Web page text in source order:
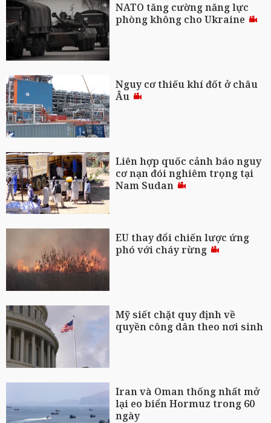
NATO tăng cường năng lực
phòng không cho Ukraine
Nguy cơ thiếu khí đốt ở châu
Âu
Liên hợp quốc cảnh báo nguy
cơ nạn đói nghiêm trọng tại
Nam Sudan
EU thay đổi chiến lược ứng
phó với cháy rừng
Mỹ siết chặt quy định về
quyền công dân theo nơi sinh
Iran và Oman thống nhất mở
lại eo biển Hormuz trong 60
ngày